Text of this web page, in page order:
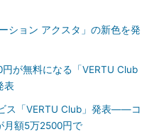
ション アクスタ」の新色を発
が無料になる「VERTU Club
表
ス「VERTU Club」発表――コ
月額5万2500円で